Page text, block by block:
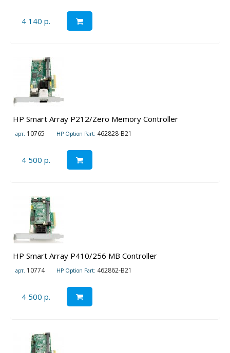
4 140 р.
HP Smart Array P212/Zero Memory Controller
арт. 10765 HP Option Part: 462828-B21
4 500 р.
HP Smart Array P410/256 MB Controller
арт. 10774 HP Option Part: 462862-B21
4 500 р.